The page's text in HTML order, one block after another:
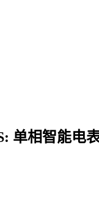
单相智能电